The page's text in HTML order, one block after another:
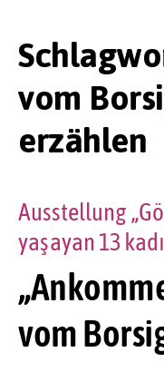
vom
erzählen
vom
Ausstellung
yaşayan 13